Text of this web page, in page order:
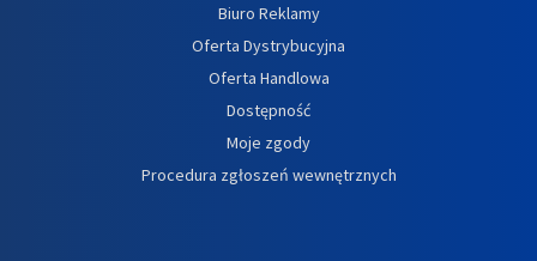
Biuro Reklamy
Oferta Dystrybucyjna
Oferta Handlowa
Dostępność
Moje zgody
Procedura zgłoszeń wewnętrznych